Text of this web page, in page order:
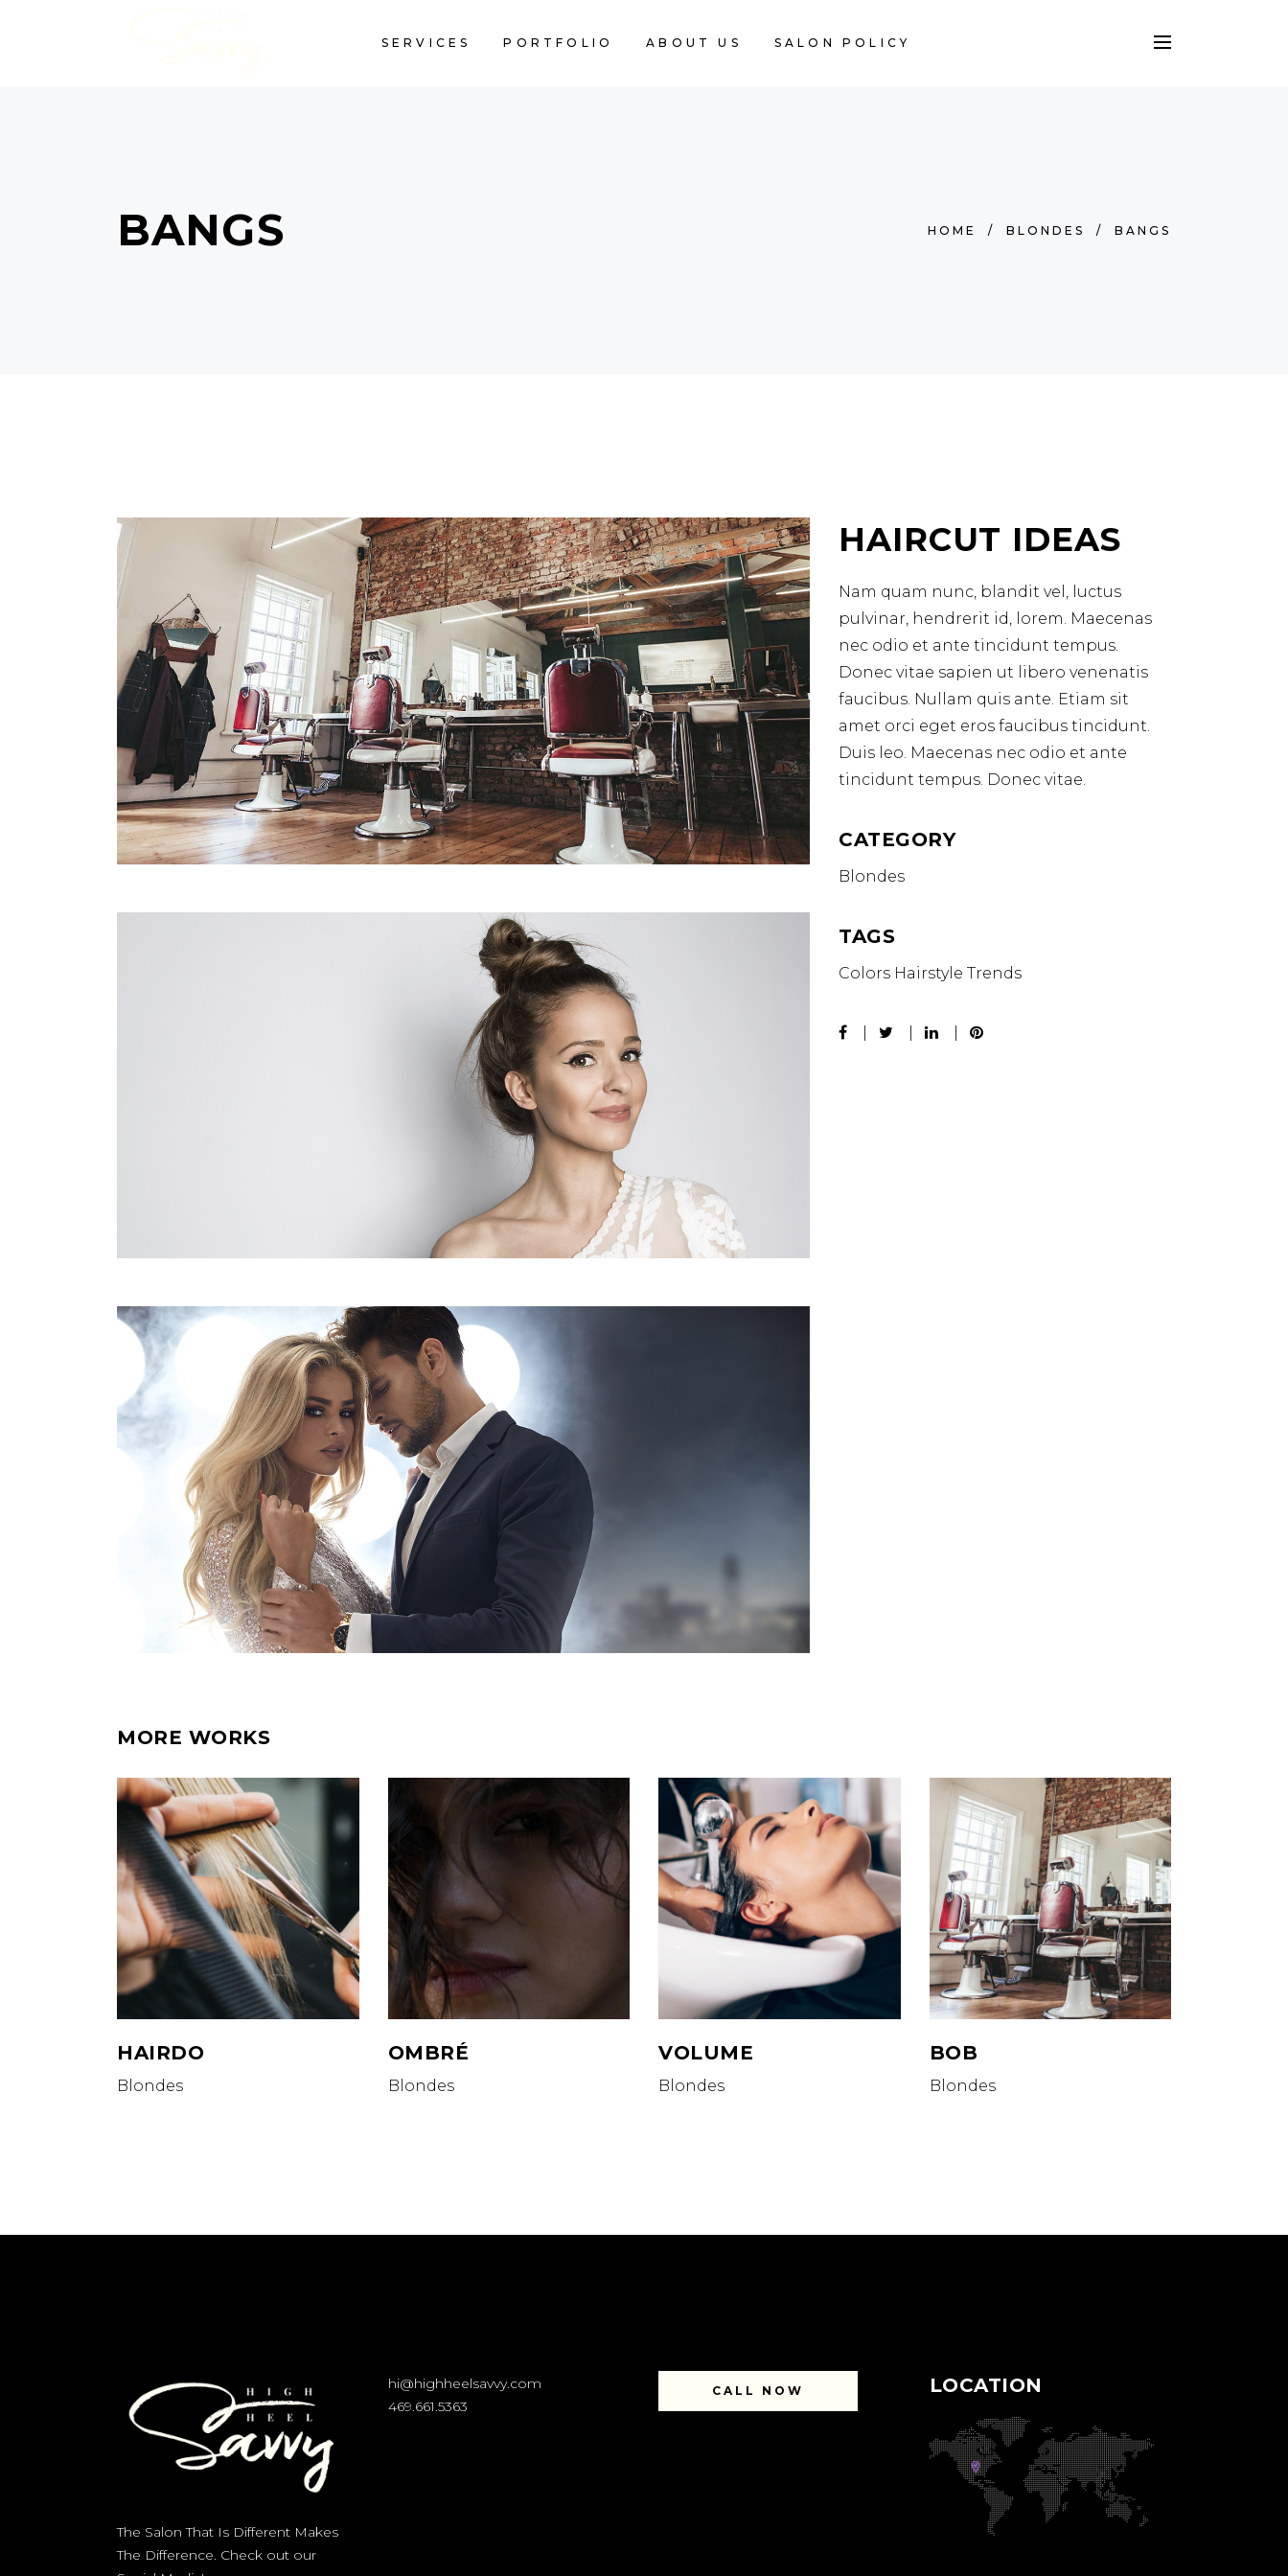
SERVICES PORTFOLIO ABOUT US SALON POLICY
BANGS HOME / BLONDES / BANGS
HAIRCUT IDEAS
Nam quam nunc, blandit vel, luctus
pulvinar, hendrerit id, lorem. Maecenas
nec odio et ante tincidunt tempus.
Donec vitae sapien ut libero venenatis
faucibus. Nullam quis ante. Etiam sit
amet orci eget eros faucibus tincidunt.
Duis leo. Maecenas nec odio et ante
tincidunt tempus. Donec vitae.
CATEGORY
Blondes
TAGS
Colors Hairstyle Trends
MORE WORKS
HAIRDO
Blondes
OMBRÉ
Blondes
VOLUME
Blondes
BOB
Blondes
The Salon That Is Different Makes
The Difference. Check out our
hi@highheelsavvy.com
469.661.5363
CALL NOW LOCATION